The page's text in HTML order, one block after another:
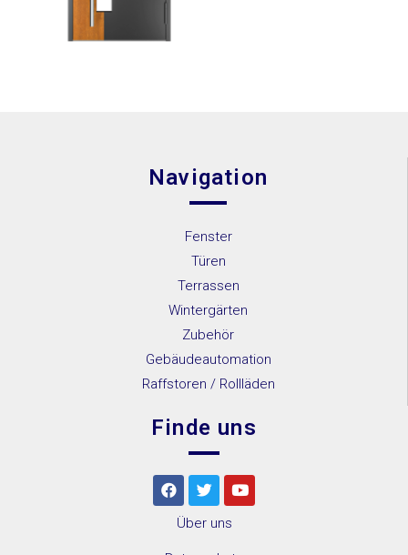
Navigation
Fenster
Türen
Terrassen
Wintergärten
Zubehör
Gebäudeautomation
Raffstoren / Rollläden
Finde uns
Über uns